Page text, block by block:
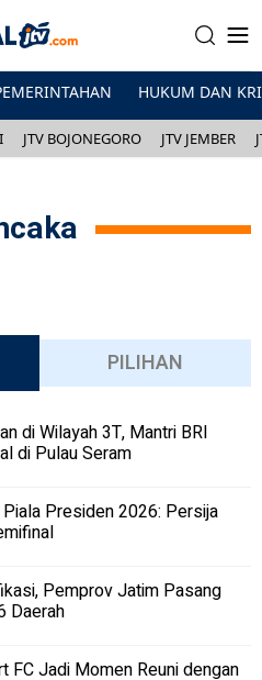
HUKUM DAN
JTV BOJONEGORO JTV JEMBER
PILIHAN
di Wilayah 3T, Mantri BRI
di Pulau Seram
Presiden 2026: Persija
Pemprov Jatim Pasang
Daerah
FC Jadi Momen Reuni dengan